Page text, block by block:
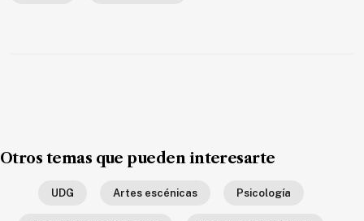
Otros temas que pueden interesarte
UDG Artes escénicas Psicología